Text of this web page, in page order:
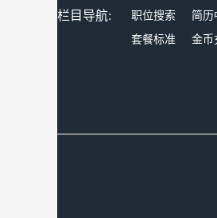
栏目导航: 职位搜索 简历
套餐标准
金币